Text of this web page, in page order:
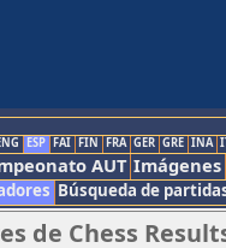
ESP FAI FIN FRA GER GRE INA
AUT Imágenes
Búsqueda de
de Chess